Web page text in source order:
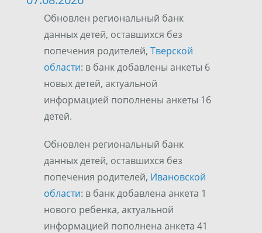
Обновлен региональный банк
данных детей, оставшихся без
попечения родителей, Тверской
области: в банк добавлены анкеты 6
новых детей, актуальной
информацией пополнены анкеты 16
детей.
Обновлен региональный банк
данных детей, оставшихся без
попечения родителей, Ивановской
области: в банк добавлена анкета 1
нового ребенка, актуальной
информацией пополнена анкета 41